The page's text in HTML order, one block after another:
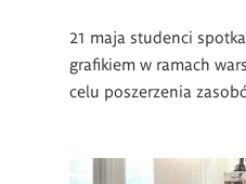
21 maja studenci
grafikiem w ramach
celu poszerzenia